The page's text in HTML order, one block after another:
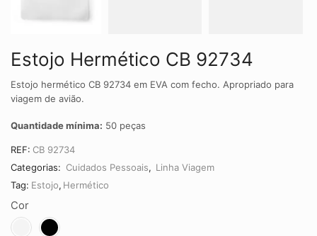
Estojo Hermético CB 92734
Estojo hermético CB 92734 em EVA com fecho. Apropriado para
viagem de avião.
Quantidade mínima: 50 peças
REF: CB 92734
Categorias: Cuidados Pessoais, Linha Viagem
Tag: Estojo, Hermético
Cor